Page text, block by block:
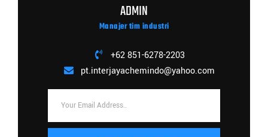
ADMIN
Manajer tim industri
+62 851-6278-2203
pt.interjayachemindo@yahoo.com